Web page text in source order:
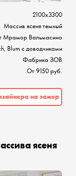
2100х3300
Массив ясеня темный
Мрамор Вальмасино
Blum с доводчиками
Фабрика ЗОВ
От 9150 руб.
на замер
ясеня